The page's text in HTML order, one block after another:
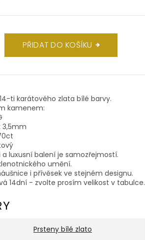
PŘIDAT DO KOŠÍKU
ti karátového zlata bílé barvy.
kamenem:
3,5mm
luxusní balení je samozřejmostí.
umění.
i přívěsek ve stejném designu.
14dní - zvolte prosím velikost v tabulce.
Prsteny bílé zlato